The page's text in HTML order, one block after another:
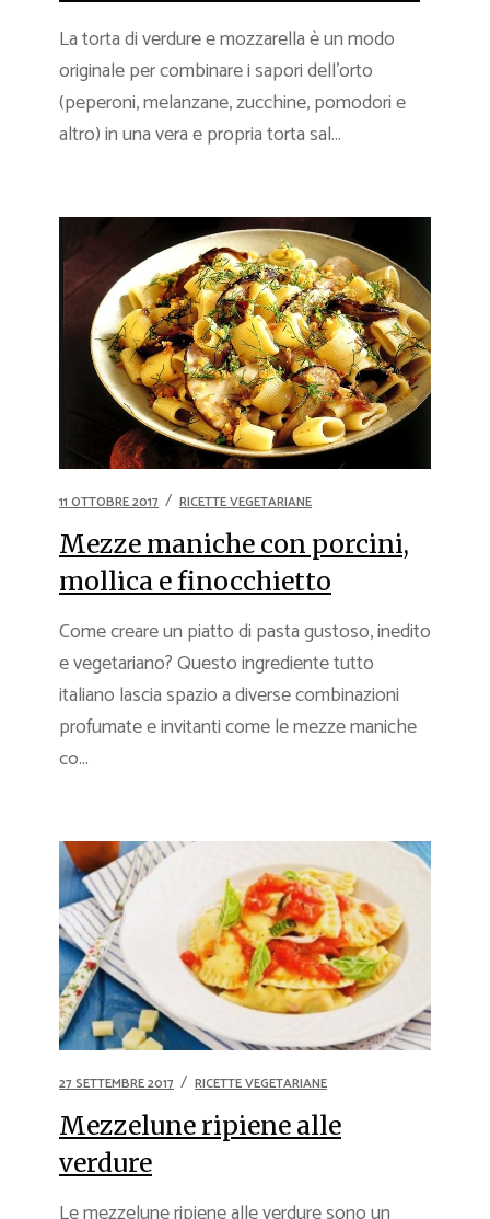
La torta di verdure e mozzarella è un modo
originale per combinare i sapori dell’orto
(peperoni, melanzane, zucchine, pomodori e
altro) in una vera e propria torta sal...
11 OTTOBRE 2017 RICETTE VEGETARIANE
Mezze maniche con porcini,
mollica e finocchietto
Come creare un piatto di pasta gustoso, inedito
e vegetariano? Questo ingrediente tutto
italiano lascia spazio a diverse combinazioni
profumate e invitanti come le mezze maniche
co...
27 SETTEMBRE 2017 RICETTE VEGETARIANE
Mezzelune ripiene alle
verdure